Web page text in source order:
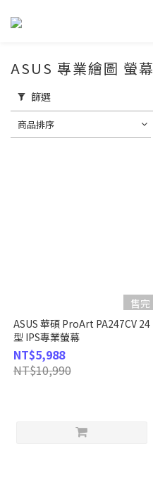
ASUS 專業繪圖 螢幕
篩選
商品排序
售完
ASUS 華碩 ProArt PA247CV 24
型 IPS專業螢幕
NT$5,988
NT$10,990